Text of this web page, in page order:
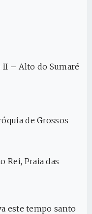
II – Alto do Sumaré
de Grossos
Rei, Praia das
este tempo santo